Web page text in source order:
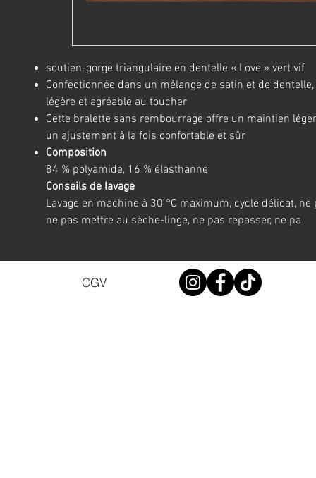
soutien-gorge triangulaire en dentelle « Love » vert vif
Confectionnée dans un mélange de satin et de
légère et agréable au toucher
Cette bralette sans rembourrage offre un maintien
un ajustement à la fois confortable et sûr
Composition
84 % polyamide, 16 % élasthanne
Conseils de lavage
Lavage en machine à 30 °C maximum, cycle délicat, ne
ne pas mettre au sèche-linge, ne pas repasser, ne pa
CGV